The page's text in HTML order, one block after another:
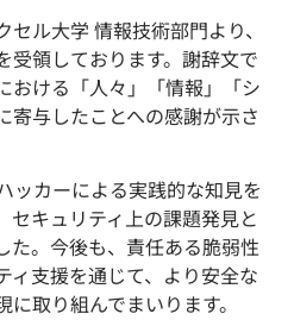
ル大学 情報技術部門より、
受領しております。謝辞文で
おける「人々」「情報」「シ
寄与したことへの感謝が示さ
ッカーによる実践的な知見を
セキュリティ上の課題発見と
た。今後も、責任ある脆弱性
ィ支援を通じて、より安全な
取り組んでまいります。